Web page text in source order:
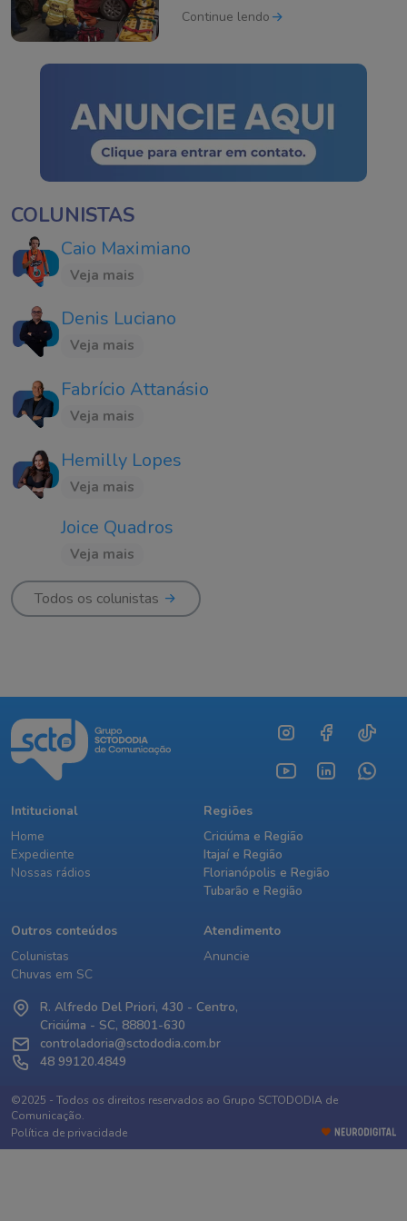
de SC
Continue lendo
COLUNISTAS
Caio Maximiano
Veja mais
Denis Luciano
Veja mais
Fabrício Attanásio
Veja mais
Hemilly Lopes
Veja mais
Joice Quadros
Veja mais
Todos os colunistas
Intitucional
Home
Expediente
Nossas rádios
Regiões
Criciúma e Região
Itajaí e Região
Florianópolis e Região
Tubarão e Região
Outros conteúdos
Colunistas
Chuvas em SC
Atendimento
Anuncie
R. Alfredo Del Priori, 430 - Centro,
Criciúma - SC, 88801-630
controladoria@sctododia.com.br
48 99120.4849
©2025 - Todos os direitos reservados ao Grupo SCTODODIA de
Comunicação.
Política de privacidade